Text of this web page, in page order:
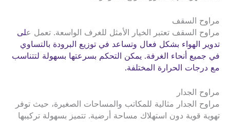
مراوح السقف
مراوح السقف تعتبر الخيار الأمثل للغرف الواسعة. تعمل على
تدوير الهواء بشكل فعال وتساعد في توزيع البرودة بالتساوي
في جميع أنحاء الغرفة. يمكن التحكم بسرعتها بسهولة لتتناسب
مع درجات الحرارة المختلفة.
مراوح الجدار
مراوح الجدار مثالية للمكاتب والمساحات الصغيرة، حيث توفر
تهوية قوية دون استهلاك مساحة أرضية. تتميز بسهولة تركيبها